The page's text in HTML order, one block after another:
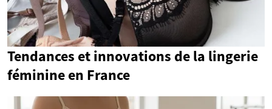
Tendances et innovations de la lingerie
féminine en France